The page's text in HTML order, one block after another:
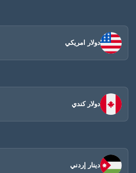
دولار امريكي
دولار كندي
دينار إردني